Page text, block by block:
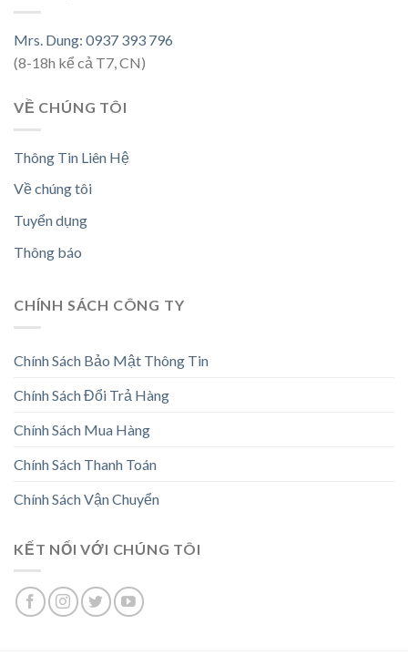
Mrs. Dung: 0937 393 796
(8-18h kể cả T7, CN)
VỀ CHÚNG TÔI
Thông Tin Liên Hệ
Về chúng tôi
Tuyển dụng
Thông báo
CHÍNH SÁCH CÔNG TY
Chính Sách Bảo Mật Thông Tin
Chính Sách Đổi Trả Hàng
Chính Sách Mua Hàng
Chính Sách Thanh Toán
Chính Sách Vận Chuyển
KẾT NỐI VỚI CHÚNG TÔI